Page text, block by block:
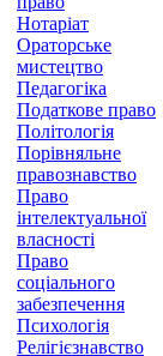
Нотаріат
Ораторське
мистецтво
Педагогіка
Податкове право
Політологія
Порівняльне
правознавство
Право
інтелектуальної
власності
Право
соціального
забезпечення
Психологія
Релігієзнавство